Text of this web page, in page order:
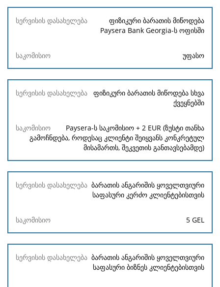
ფიზიკური ბარათის მიწოდება
Paysera Bank Georgia-ს ოფისში
უფასო
ფიზიკური ბარათის მიწოდება სხვა
ქვეყნებში
Paysera-ს საკომისიო + 2 EUR (ზუსტი თანხა
გამოჩნდება, როდესაც კლიენტი შეიყვანს კონკრეტულ
მისამართს, შეკვეთის განთავსებამდე)
ბარათის ანგარიშის ყოველთვიური
საფასური კერძო კლიენტებისთვის
5 GEL
ბარათის ანგარიშის ყოველთვიური
საფასური ბიზნეს კლიენტებისთვის